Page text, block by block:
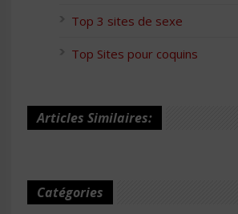
Top 3 sites de sexe
Top Sites pour coquins
Articles Similaires:
Catégories